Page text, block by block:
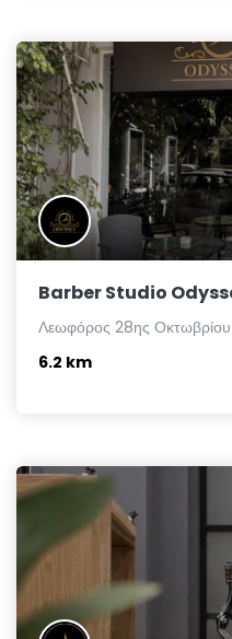
Barber Studio
Λεωφόρος 28ης Οκτωβρίου
6.2 km